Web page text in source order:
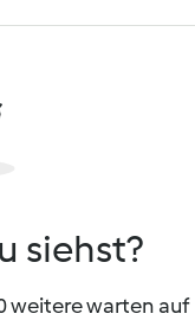
siehst?
weitere warten auf